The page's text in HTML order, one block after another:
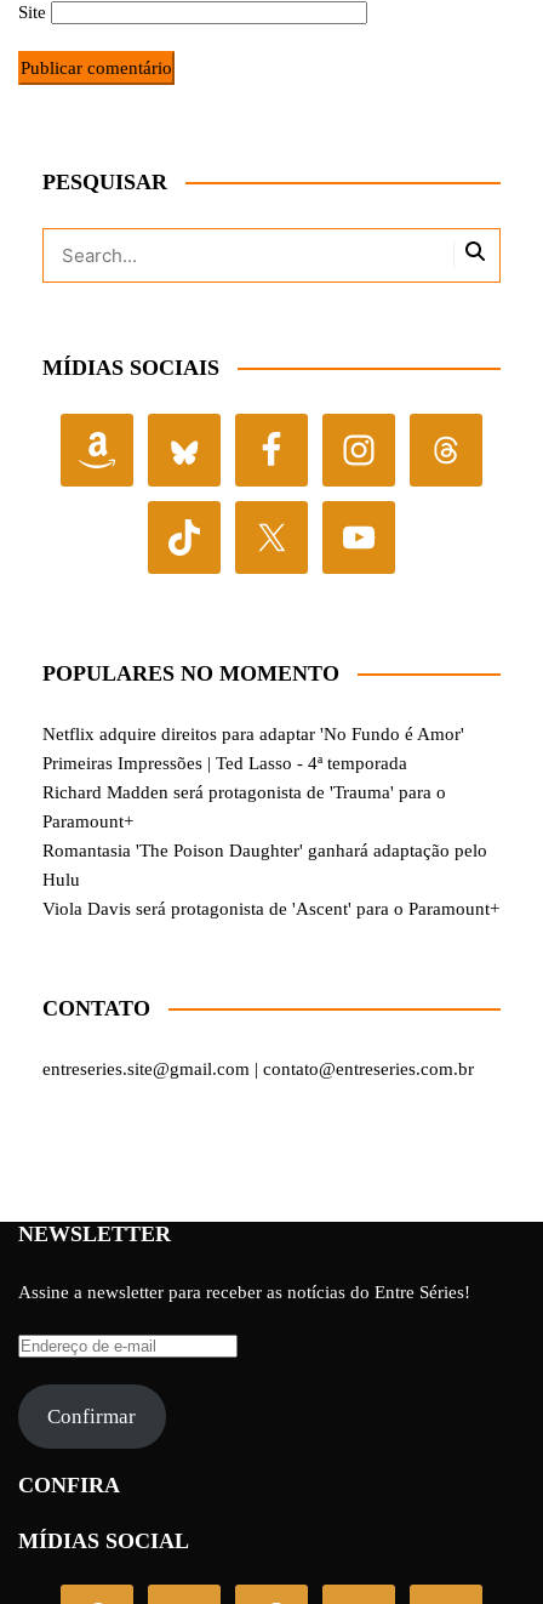
Site
PESQUISAR
MÍDIAS SOCIAIS
POPULARES NO MOMENTO
Netflix adquire direitos para adaptar 'No Fundo é Amor'
Primeiras Impressões | Ted Lasso - 4ª temporada
Richard Madden será protagonista de 'Trauma' para o
Paramount+
Romantasia 'The Poison Daughter' ganhará adaptação pelo
Hulu
Viola Davis será protagonista de 'Ascent' para o Paramount+
CONTATO
entreseries.site@gmail.com | contato@entreseries.com.br
NEWSLETTER
Assine a newsletter para receber as notícias do Entre Séries!
Endereço
e-
mail
Confirmar
CONFIRA
MÍDIAS SOCIAL